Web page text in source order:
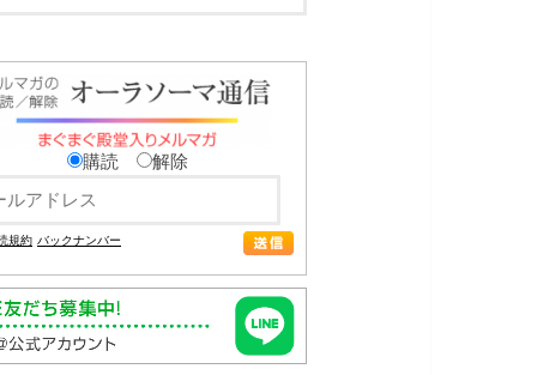
購読 解除
規約 バックナンバー